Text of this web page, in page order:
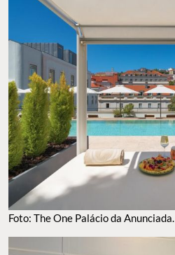
Foto: The One Palácio da Anunciada.